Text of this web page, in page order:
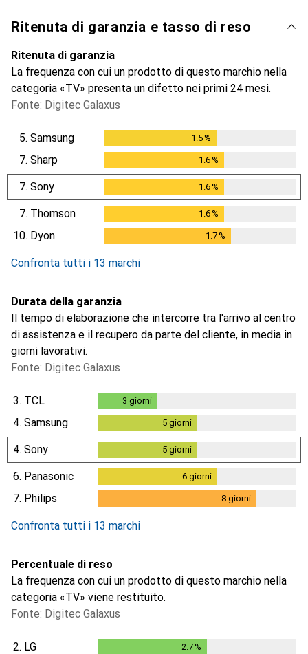
Ritenuta di garanzia e tasso di reso
Ritenuta di garanzia
La frequenza con cui un prodotto di questo marchio nella
categoria «TV» presenta un difetto nei primi 24 mesi.
Fonte: Digitec Galaxus
5. Samsung 1.5%
7. Sharp 1.6%
7. Sony 1.6%
7. Thomson 1.6%
10. Dyon 1.7%
Confronta tutti i 13 marchi
Durata della garanzia
Il tempo di elaborazione che intercorre tra l'arrivo al centro
di assistenza e il recupero da parte del cliente, in media in
giorni lavorativi.
Fonte: Digitec Galaxus
3. TCL 3 giorni
4. Samsung 5giorni
4. Sony 5giorni
6. Panasonic 6giorni
7. Philips 8 giorni
Confronta tutti i 13 marchi
Percentuale di reso
La frequenza con cui un prodotto di questo marchio nella
categoria «TV» viene restituito.
Fonte: Digitec Galaxus
2. LG 2.7%